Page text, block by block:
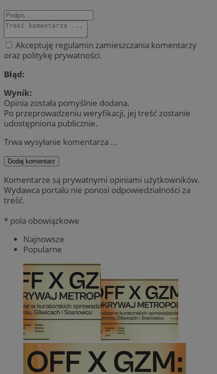
Akceptuję regulamin zamieszczania komentarzy
oraz politykę prywatności.
Błąd:
Wynik:
Opinia została pomyślnie dodana.
Po przeprowadzeniu weryfikacji, jej treść zostanie
udostępniona publicznie.
Trwa wysyłanie komentarza ...
Dodaj komentarz
Komentarze są prywatnymi opiniami użytkowników.
Wydawca portalu nie ponosi odpowiedzialności za
treść.
* pola obowiązkowe
Najnowsze
Popularne